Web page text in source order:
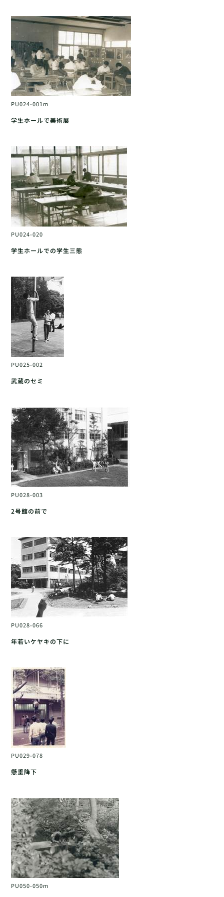
PU024-001m
学生ホールで美術展
PU024-020
学生ホールでの学生三態
PU025-002
武蔵のセミ
PU028-003
2号館の前で
PU028-066
年若いケヤキの下に
PU029-078
懸垂降下
PU050-050m